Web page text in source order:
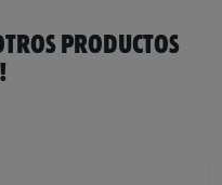
PRODUCTOS